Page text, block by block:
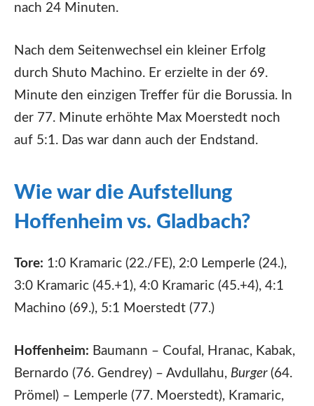
nach 24 Minuten.
Nach dem Seitenwechsel ein kleiner Erfolg
durch Shuto Machino. Er erzielte in der 69.
Minute den einzigen Treffer für die Borussia. In
der 77. Minute erhöhte Max Moerstedt noch
auf 5:1. Das war dann auch der Endstand.
Wie war die Aufstellung
Hoffenheim vs. Gladbach?
Tore: 1:0 Kramaric (22./FE), 2:0 Lemperle (24.),
3:0 Kramaric (45.+1), 4:0 Kramaric (45.+4), 4:1
Machino (69.), 5:1 Moerstedt (77.)
Hoffenheim: Baumann – Coufal, Hranac, Kabak,
Bernardo (76. Gendrey) – Avdullahu, Burger (64.
Prömel) – Lemperle (77. Moerstedt), Kramaric,